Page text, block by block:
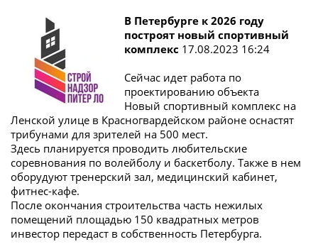
В Петербурге к 2026 году
построят новый спортивный
комплекс 17.08.2023 16:24
Сейчас идет работа по
проектированию объекта
Новый спортивный комплекс на
Ленской улице в Красногвардейском районе оснастят
трибунами для зрителей на 500 мест.
Здесь планируется проводить любительские
соревнования по волейболу и баскетболу. Также в нем
оборудуют тренерский зал, медицинский кабинет,
фитнес-кафе.
После окончания строительства часть нежилых
помещений площадью 150 квадратных метров
инвестор передаст в собственность Петербурга.